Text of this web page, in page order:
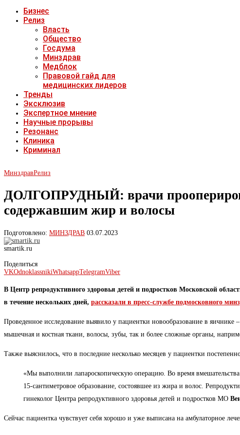
Бизнес
Релиз
Власть
Общество
Госдума
Минздрав
Медблок
Правовой гайд для
медицинских лидеров
Тренды
Эксклюзив
Экспертное мнение
Научные прорывы
Резонанс
Клиника
Криминал
МинздравРелиз
ДОЛГОПРУДНЫЙ: врачи
содержавшим жир и волосы
Подготовлено: МИНЗДРАВ 03.07.2023
smartik.ru
Поделиться
VKOdnoklassnikiWhatsappTelegramViber
В Центр репродуктивного здоровья детей и подростков Московской
в течение нескольких дней, рассказали в пресс-службе подмосковного
Проведенное исследование выявило у пациентки новообразование в
мышечная и костная ткани, волосы, зубы, так и более сложные органы,
Также выяснилось, что в последние несколько месяцев у пациентки
«Мы выполнили лапароскопическую операцию. Во время
15-сантиметровое образование, состоявшее из жира и волос.
гинеколог Центра репродуктивного здоровья детей и подростков МО
Сейчас пациентка чувствует себя хорошо и уже выписана на амбулаторное